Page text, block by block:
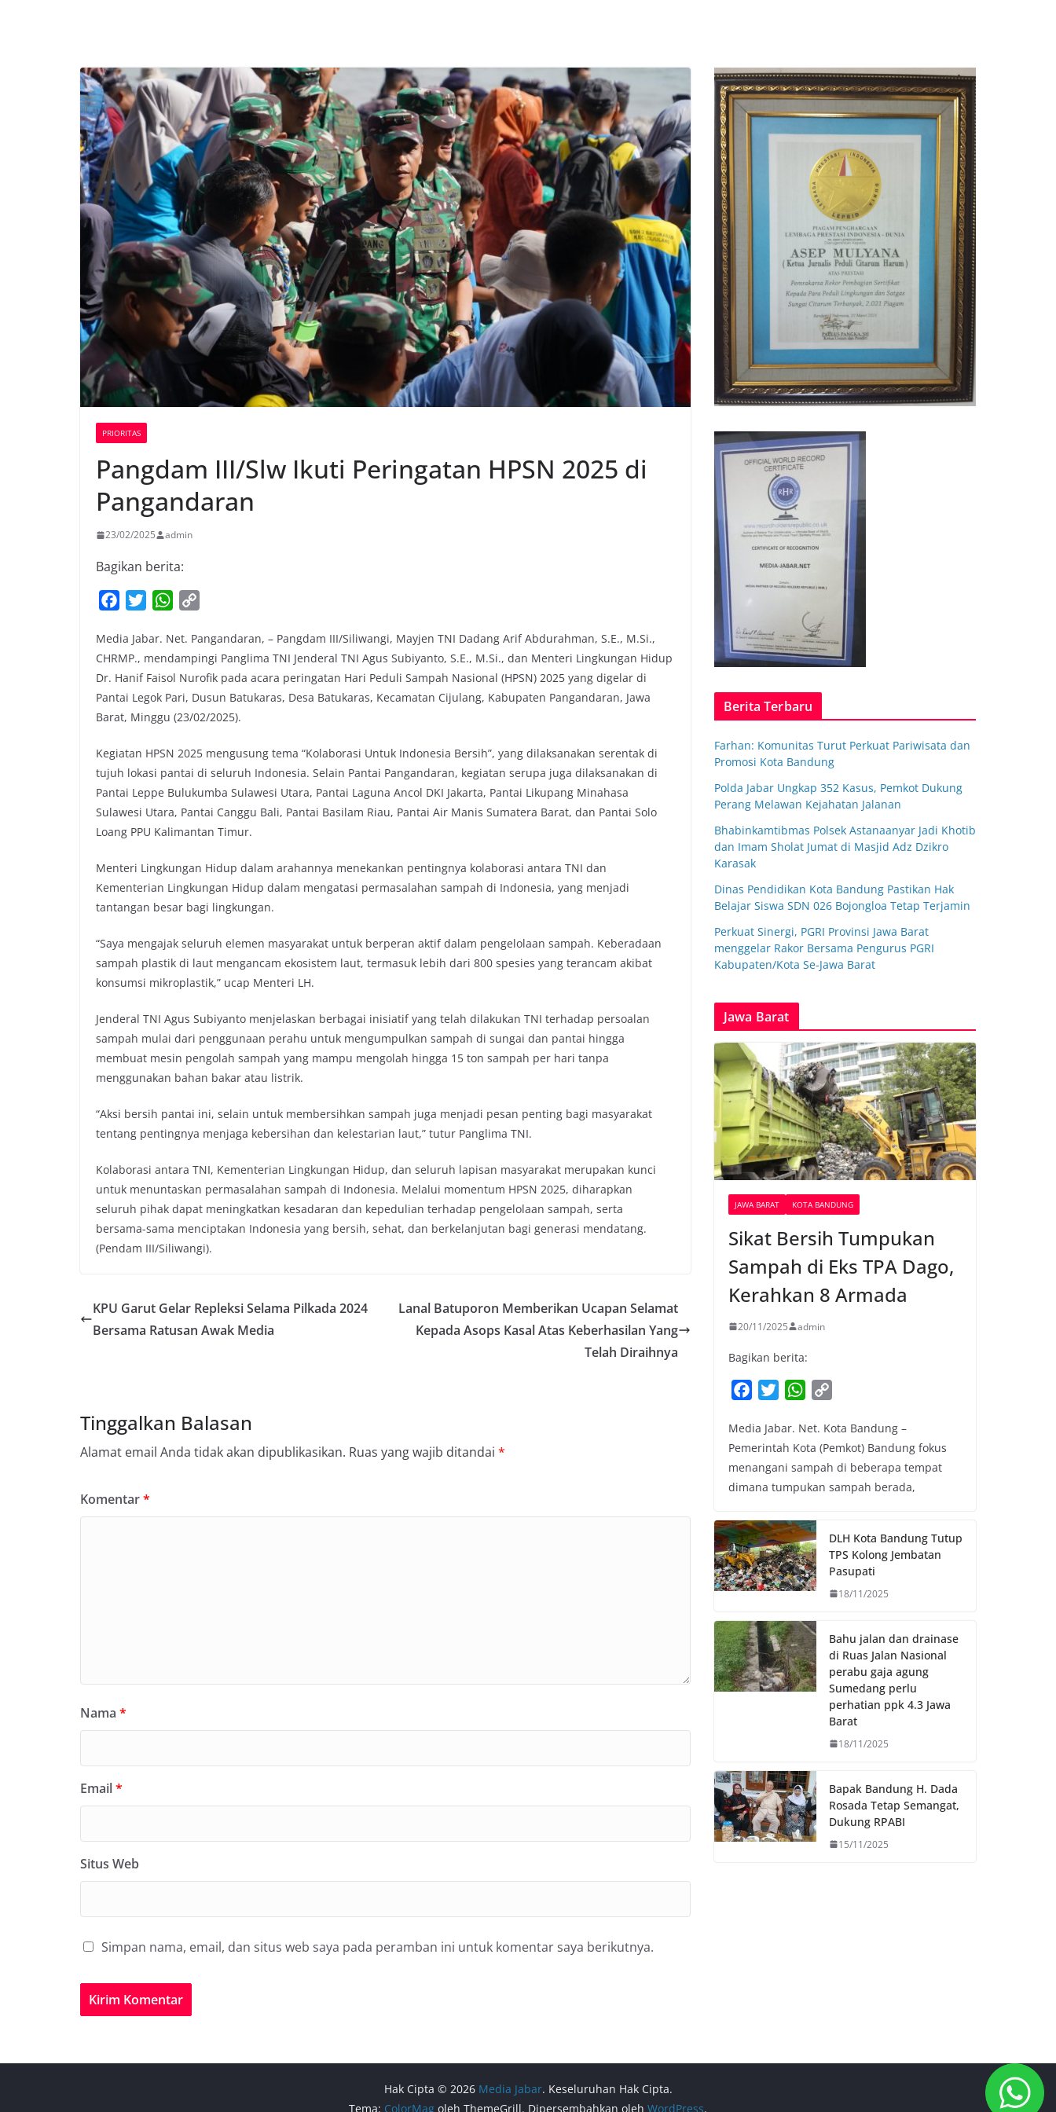
PRIORITAS
Pangdam III/Slw Ikuti Peringatan HPSN 2025 di
Pangandaran
23/02/2025 admin
Bagikan berita:
c
e
b
o
o
i
t
t
e
r
W
a
t
s
A
p
p
y
L
i
n
Media Jabar. Net. Pangandaran, – Pangdam III/Siliwangi, Mayjen TNI Dadang Arif Abdurahman, S.E., M.Si.,
CHRMP., mendampingi Panglima TNI Jenderal TNI Agus Subiyanto, S.E., M.Si., dan Menteri Lingkungan Hidup
Dr. Hanif Faisol Nurofik pada acara peringatan Hari Peduli Sampah Nasional (HPSN) 2025 yang digelar di
Pantai Legok Pari, Dusun Batukaras, Desa Batukaras, Kecamatan Cijulang, Kabupaten Pangandaran, Jawa
Barat, Minggu (23/02/2025).
Kegiatan HPSN 2025 mengusung tema “Kolaborasi Untuk Indonesia Bersih”, yang dilaksanakan serentak di
tujuh lokasi pantai di seluruh Indonesia. Selain Pantai Pangandaran, kegiatan serupa juga dilaksanakan di
Pantai Leppe Bulukumba Sulawesi Utara, Pantai Laguna Ancol DKI Jakarta, Pantai Likupang Minahasa
Sulawesi Utara, Pantai Canggu Bali, Pantai Basilam Riau, Pantai Air Manis Sumatera Barat, dan Pantai Solo
Loang PPU Kalimantan Timur.
Menteri Lingkungan Hidup dalam arahannya menekankan pentingnya kolaborasi antara TNI dan
Kementerian Lingkungan Hidup dalam mengatasi permasalahan sampah di Indonesia, yang menjadi
tantangan besar bagi lingkungan.
“Saya mengajak seluruh elemen masyarakat untuk berperan aktif dalam pengelolaan sampah. Keberadaan
sampah plastik di laut mengancam ekosistem laut, termasuk lebih dari 800 spesies yang terancam akibat
konsumsi mikroplastik,” ucap Menteri LH.
Jenderal TNI Agus Subiyanto menjelaskan berbagai inisiatif yang telah dilakukan TNI terhadap persoalan
sampah mulai dari penggunaan perahu untuk mengumpulkan sampah di sungai dan pantai hingga
membuat mesin pengolah sampah yang mampu mengolah hingga 15 ton sampah per hari tanpa
menggunakan bahan bakar atau listrik.
“Aksi bersih pantai ini, selain untuk membersihkan sampah juga menjadi pesan penting bagi masyarakat
tentang pentingnya menjaga kebersihan dan kelestarian laut,” tutur Panglima TNI.
Kolaborasi antara TNI, Kementerian Lingkungan Hidup, dan seluruh lapisan masyarakat merupakan kunci
untuk menuntaskan permasalahan sampah di Indonesia. Melalui momentum HPSN 2025, diharapkan
seluruh pihak dapat meningkatkan kesadaran dan kepedulian terhadap pengelolaan sampah, serta
bersama-sama menciptakan Indonesia yang bersih, sehat, dan berkelanjutan bagi generasi mendatang.
(Pendam III/Siliwangi).
KPU Garut Gelar Repleksi Selama Pilkada 2024
Bersama Ratusan Awak Media
Lanal Batuporon Memberikan Ucapan Selamat
Kepada Asops Kasal Atas Keberhasilan Yang
Telah Diraihnya
Tinggalkan Balasan
Alamat email Anda tidak akan dipublikasikan. Ruas yang wajib ditandai *
Komentar*
Nama *
Email*
Situs Web
Simpan nama, email, dan situs web saya pada peramban ini untuk komentar saya berikutnya.
Berita Terbaru
Farhan: Komunitas Turut Perkuat Pariwisata dan
Promosi Kota Bandung
Polda Jabar Ungkap 352 Kasus, Pemkot Dukung
Perang Melawan Kejahatan Jalanan
Bhabinkamtibmas Polsek Astanaanyar Jadi Khotib
dan Imam Sholat Jumat di Masjid Adz Dzikro
Karasak
Dinas Pendidikan Kota Bandung Pastikan Hak
Belajar Siswa SDN 026 Bojongloa Tetap Terjamin
Perkuat Sinergi, PGRI Provinsi Jawa Barat
menggelar Rakor Bersama Pengurus PGRI
Kabupaten/Kota Se-Jawa Barat
Jawa Barat
JAWA BARAT KOTA BANDUNG
Sikat Bersih Tumpukan
Sampah di Eks TPA Dago,
Kerahkan 8 Armada
20/11/2025 admin
Bagikan berita:
c
e
b
o
k
i
t
t
e
W
a
t
s
A
p
p
y
L
i
k
Media Jabar. Net. Kota Bandung –
Pemerintah Kota (Pemkot) Bandung fokus
menangani sampah di beberapa tempat
dimana tumpukan sampah berada,
DLH Kota Bandung Tutup
TPS Kolong Jembatan
Pasupati
18/11/2025
Bahu jalan dan drainase
di Ruas Jalan Nasional
perabu gaja agung
Sumedang perlu
perhatian ppk 4.3 Jawa
Barat
18/11/2025
Bapak Bandung H. Dada
Rosada Tetap Semangat,
Dukung RPABI
15/11/2025
Hak Cipta © 2026 Media Jabar. Keseluruhan Hak Cipta.
Tema: ColorMag oleh ThemeGrill. Dipersembahkan oleh WordPress.